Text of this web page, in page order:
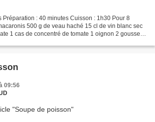
Préparation : 40 minutes Cuisson : 1h30 Pour 8
500 g de veau haché 15 cl de vin blanc sec
1 cas de concentré de tomate 1 oignon 2 gousses
09:56